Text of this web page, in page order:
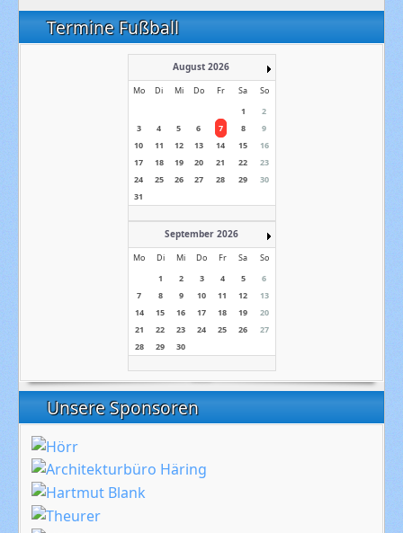
Termine Fußball
August 2026
Mo Di Mi Do Fr Sa
So
1
2
3
4 5 6 7 8
9
10
11 12 13 14 15
16
17
18 19 20 21 22
23
24
25 26 27 28 29
30
31
September 2026
Mo Di Mi Do Fr Sa
So
1
2 3 4 5
6
7
8 9 10 11 12
13
14
15 16 17 18 19
20
21
22 23 24 25 26
27
28
29 30
Unsere Sponsoren